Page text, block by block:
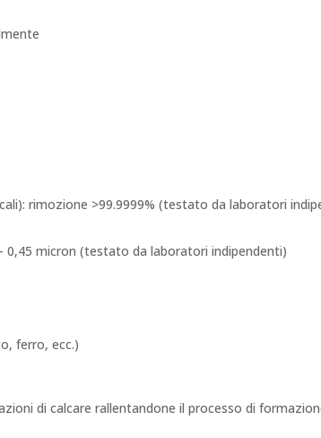
rimozione >99.9999% (testato da laboratori
0,45 micron (testato da laboratori indipendenti)
ferro, ecc.)
di calcare rallentandone il processo di